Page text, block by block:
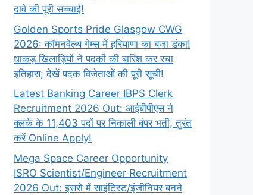
दावे की पूरी सच्चाई!
Golden Sports Pride Glasgow CWG
2026: कॉमनवेल्थ गेम्स में हरियाणा का बजा डंका!
धाकड़ खिलाड़ियों ने पदकों की बारिश कर रचा
इतिहास; देखें पदक विजेताओं की पूरी सूची!
Latest Banking Career IBPS Clerk
Recruitment 2026 Out: आईबीपीएस ने
क्लर्क के 11,403 पदों पर निकाली बंपर भर्ती, तुरंत
करें Online Apply!
Mega Space Career Opportunity
ISRO Scientist/Engineer Recruitment
2026 Out: इसरो में साइंटिस्ट/इंजीनियर बनने